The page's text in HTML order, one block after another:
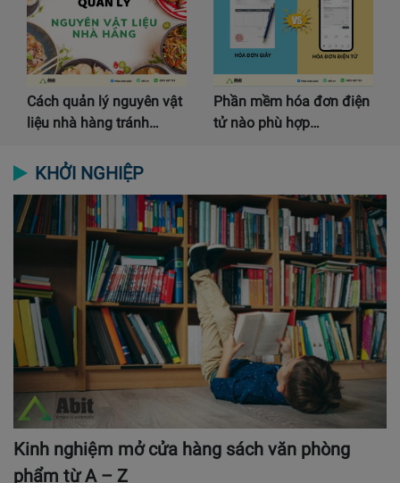
Cách quản lý nguyên vật
liệu nhà hàng tránh…
Phần mềm hóa đơn điện
tử nào phù hợp…
KHỞI NGHIỆP
Kinh nghiệm mở cửa hàng sách văn phòng
phẩm từ A – Z